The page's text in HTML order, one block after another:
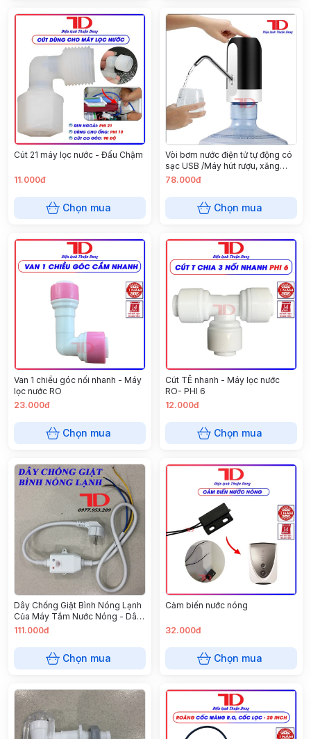
Cút 21 máy lọc nước - Đấu Chậm
11.000đ
Chọn mua
Vòi bơm nước điện tử tự động có
sạc USB /Máy hút rượu, xăng
thông minh
78.000đ
Chọn mua
Van 1 chiều góc nối nhanh - Máy
lọc nước RO
23.000đ
Chọn mua
Cút TÊ nhanh - Máy lọc nước
RO- PHI 6
12.000đ
Chọn mua
Dây Chống Giật Bình Nóng Lạnh
Của Máy Tắm Nước Nóng - Dây
chống giật SU
111.000đ
Chọn mua
Cảm biến nước nóng
32.000đ
Chọn mua